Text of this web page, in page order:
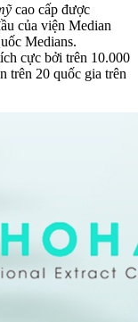
cao cấp được
của viện Median
Medians.
cực bởi trên 10.000
trên 20 quốc gia trên